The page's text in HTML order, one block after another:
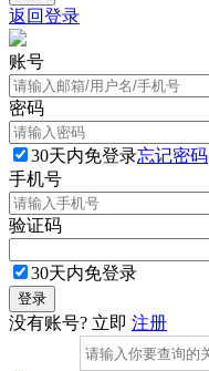
返回登录
账号
密码
30天内免登录忘记密码
手机号
验证码
30天内免登录
没有账号? 立即 注册